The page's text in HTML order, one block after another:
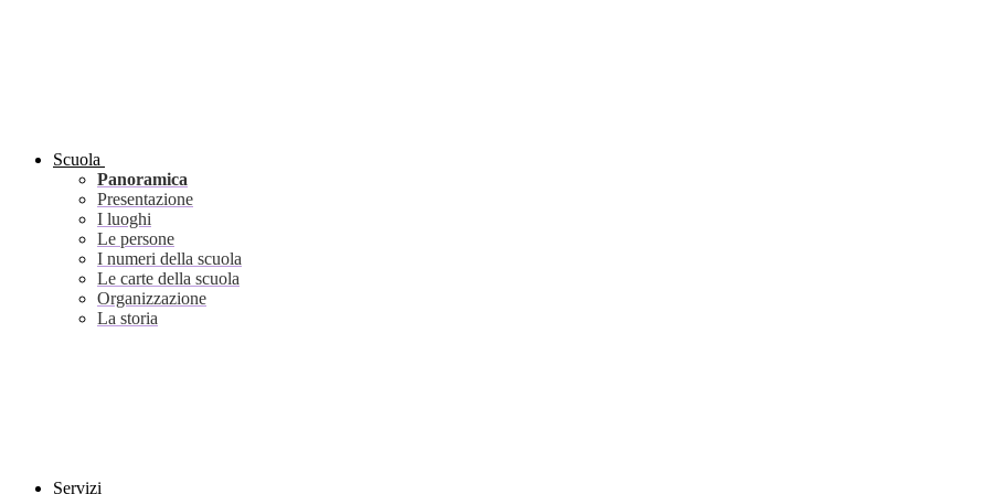
Scuola
Panoramica
Presentazione
I luoghi
Le persone
I numeri della scuola
Le carte della scuola
Organizzazione
La storia
Servizi